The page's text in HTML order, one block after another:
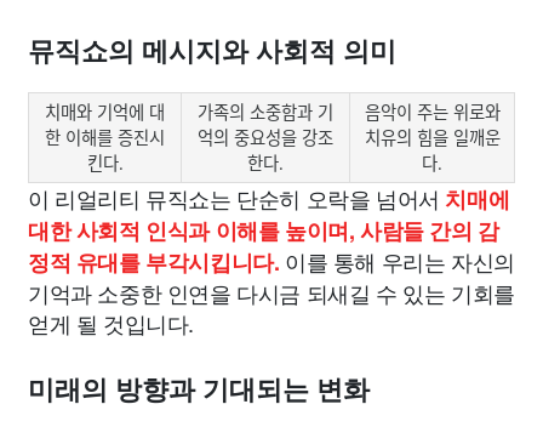
뮤직쇼의 메시지와 사회적 의미
치매와 기억에 대
한 이해를 증진시
킨다.
가족의 소중함과 기
억의 중요성을 강조
한다.
음악이 주는 위로와
치유의 힘을 일깨운
다.
이 리얼리티 뮤직쇼는 단순히 오락을 넘어서 치매에
대한 사회적 인식과 이해를 높이며, 사람들 간의 감
정적 유대를 부각시킵니다. 이를 통해 우리는 자신의
기억과 소중한 인연을 다시금 되새길 수 있는 기회를
얻게 될 것입니다.
미래의 방향과 기대되는 변화